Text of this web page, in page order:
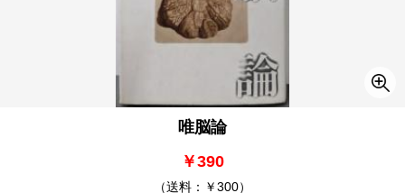
唯脳論
￥390
（送料：￥300）